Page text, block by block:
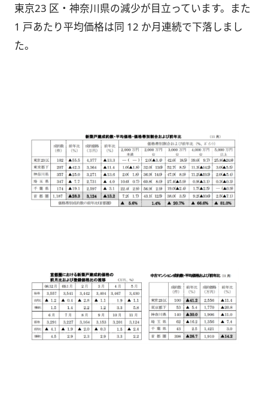
東京23 区・神奈川県の減少が目立っています。また
1 戸あたり平均価格は同 12 か月連続で下落しまし
た。